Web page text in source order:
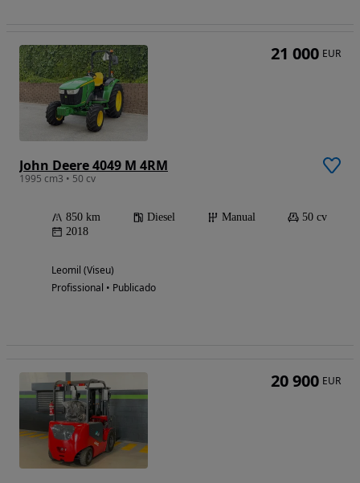
John Deere 4049 M 4RM
1995 cm3 • 50 cv
850 km Diesel Manual
50 cv
2018
Leomil (Viseu)
Profissional • Publicado
21 000 EUR
20 900 EUR